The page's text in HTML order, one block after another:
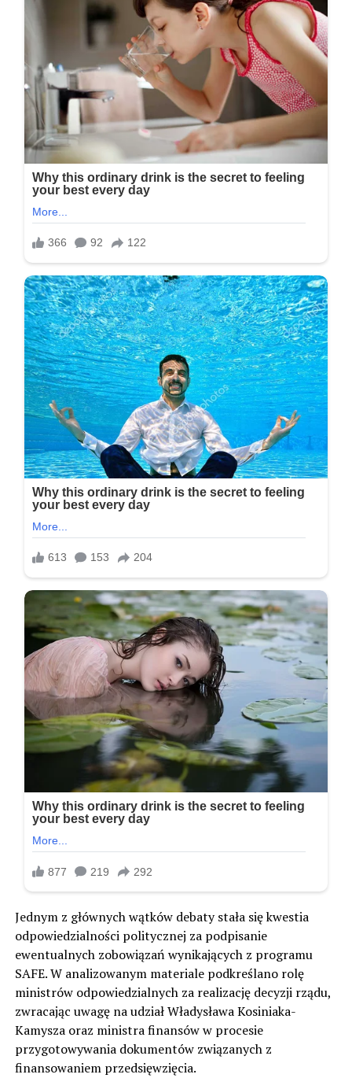
Jednym z głównych wątków debaty stała się kwestia
odpowiedzialności politycznej za podpisanie
ewentualnych zobowiązań wynikających z programu
SAFE. W analizowanym materiale podkreślano rolę
ministrów odpowiedzialnych za realizację decyzji rządu,
zwracając uwagę na udział Władysława Kosiniaka-
Kamysza oraz ministra finansów w procesie
przygotowywania dokumentów związanych z
finansowaniem przedsięwzięcia.